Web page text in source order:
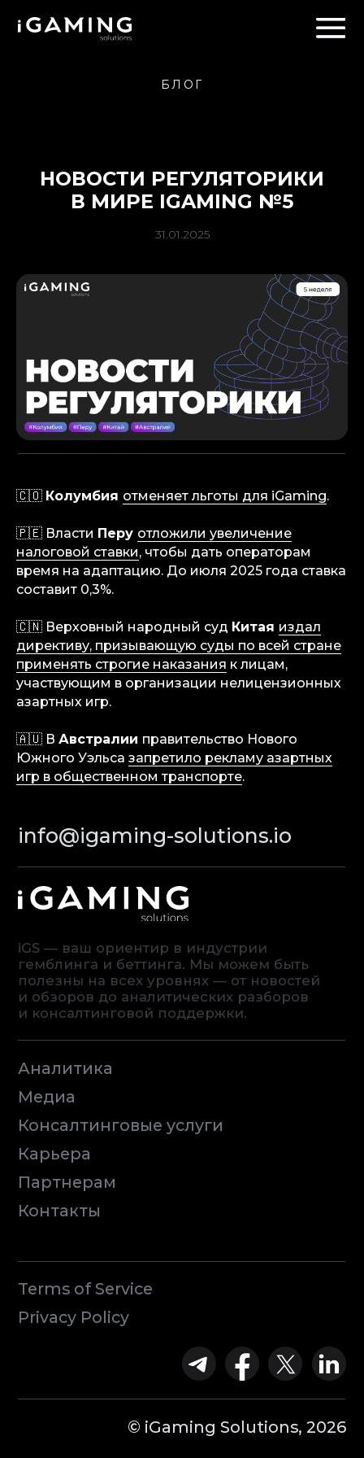
БЛОГ
НОВОСТИ РЕГУЛЯТОРИКИ
В МИРЕ IGAMING №5
31.01.2025
🇨🇴 Колумбия отменяет льготы для iGaming.
🇵🇪 Власти Перу отложили увеличение
налоговой ставки, чтобы дать операторам
время на адаптацию. До июля 2025 года ставка
составит 0,3%.
🇨🇳 Верховный народный суд Китая издал
директиву, призывающую суды по всей стране
применять строгие наказания к лицам,
участвующим в организации нелицензионных
азартных игр.
🇦🇺 В Австралии правительство Нового
Южного Уэльса запретило рекламу азартных
игр в общественном транспорте.
info@igaming-solutions.io
iGS — ваш ориентир в индустрии
гемблинга и беттинга. Мы можем быть
полезны на всех уровнях — от новостей
и обзоров до аналитических разборов
Аналитика
Медиа
Контакты
Privacy Policy
© iGaming Solutions, 2026
Партнерам